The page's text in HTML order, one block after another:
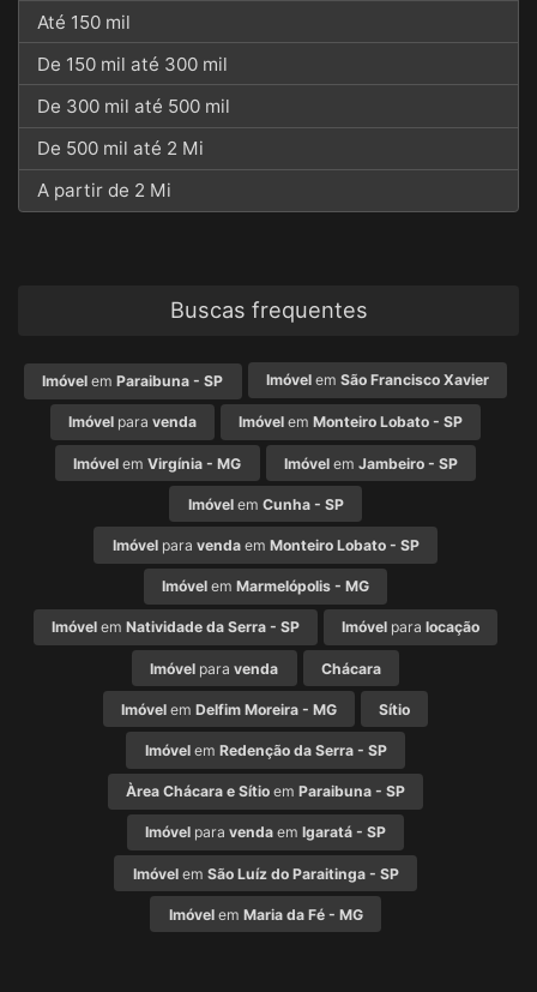
Até 150 mil
De 150 mil até 300 mil
De 300 mil até 500 mil
De 500 mil até 2 Mi
A partir de 2 Mi
Buscas frequentes
Imóvel emParaibuna - SP Imóvelem São Francisco Xavier
Imóvelpara venda Imóvel emMonteiro Lobato - SP
Imóvel emVirgínia - MG Imóvelem Jambeiro - SP
Imóvelem Cunha - SP
Imóvelpara vendaem Monteiro Lobato - SP
Imóvel em Marmelópolis - MG
Imóvelem Natividade da Serra - SP Imóvel paralocação
Imóvel paravenda Chácara
Imóvelem Delfim Moreira - MG Sítio
Imóvelem Redenção da Serra - SP
Àrea Chácara e Sítio em Paraibuna - SP
Imóvel para venda em Igaratá - SP
Imóvelem São Luíz do Paraitinga - SP
Imóvelem Maria da Fé - MG